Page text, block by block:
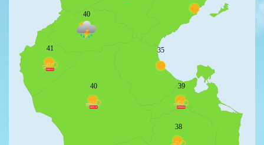
35
40
41
40 39
38